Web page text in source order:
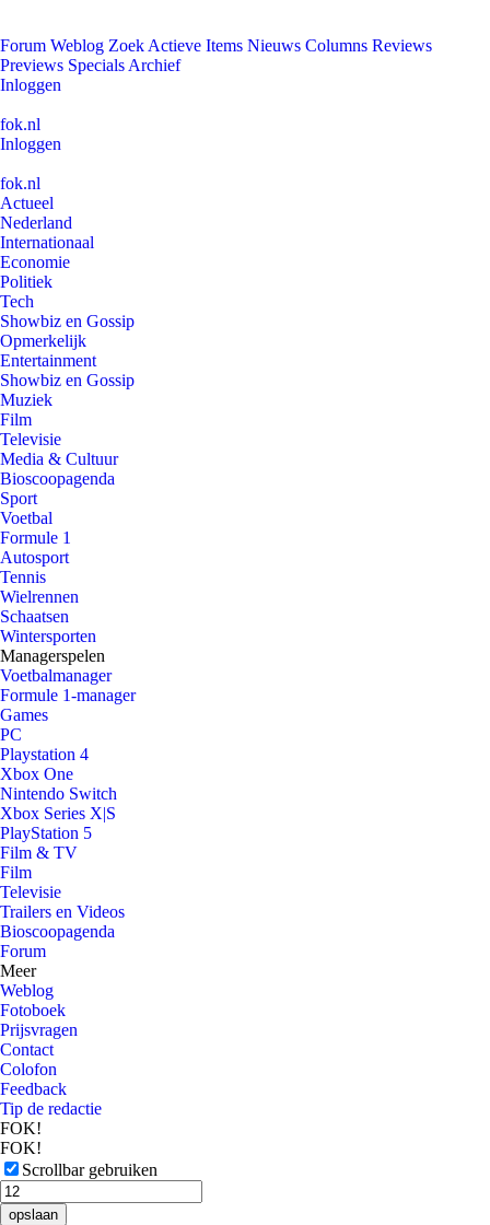
Forum Weblog Zoek Actieve Items Nieuws Columns Reviews
Previews Specials Archief
Inloggen
fok.nl
Inloggen
fok.nl
Actueel
Nederland
Internationaal
Economie
Politiek
Tech
Showbiz en Gossip
Opmerkelijk
Entertainment
Showbiz en Gossip
Muziek
Film
Televisie
Media & Cultuur
Bioscoopagenda
Sport
Voetbal
Formule 1
Autosport
Tennis
Wielrennen
Schaatsen
Wintersporten
Managerspelen
Voetbalmanager
Formule 1-manager
Games
PC
Playstation 4
Xbox One
Nintendo Switch
Xbox Series X|S
PlayStation 5
Film & TV
Film
Televisie
Trailers en Videos
Bioscoopagenda
Forum
Meer
Weblog
Fotoboek
Prijsvragen
Contact
Colofon
Feedback
Tip de redactie
FOK!
FOK!
Scrollbar gebruiken
opslaan